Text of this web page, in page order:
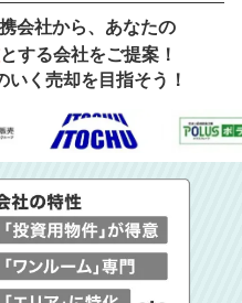
会社から、あなたの
とする会社をご提案！
いく売却を目指そう！